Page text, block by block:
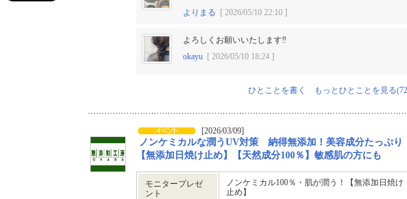
よりまる [ 2026/05/10 22:10 ]
よろしくお願いいたします‼︎
okayu [ 2026/05/10 18:24 ]
ひとことを書く もっとひとことを見る
[2026/03/09]
ノンケミカルな潤うUV対策 納得無添加！美容成分たっぷり
【無添加日焼け止め】【天然成分100％】敏感肌の方にも
モニタープレゼ
ント
ノンケミカル100％・肌が潤う！【無添加日焼け
止め】